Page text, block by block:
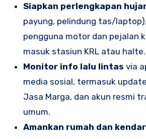
Siapkan perlengkapan
payung, pelindung tas/
pengguna motor dan pejalan
masuk stasiun KRL atau halte.
Monitor info lalu lintas via
media sosial, termasuk
Jasa Marga, dan akun resmi
umum.
Amankan rumah dan